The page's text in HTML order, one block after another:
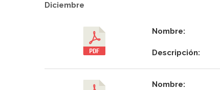
Diciembre
Nombre:
Descripción:
Nombre: